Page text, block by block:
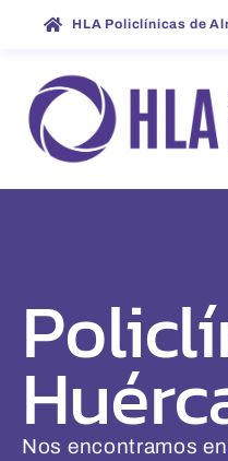
HLA Policlínicas de
Nos encontramos